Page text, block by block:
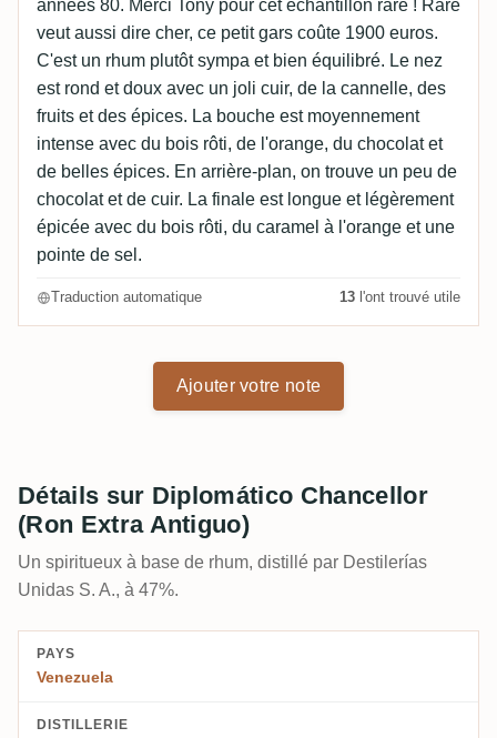
années 80. Merci Tony pour cet échantillon rare ! Rare
veut aussi dire cher, ce petit gars coûte 1900 euros.
C'est un rhum plutôt sympa et bien équilibré. Le nez
est rond et doux avec un joli cuir, de la cannelle, des
fruits et des épices. La bouche est moyennement
intense avec du bois rôti, de l'orange, du chocolat et
de belles épices. En arrière-plan, on trouve un peu de
chocolat et de cuir. La finale est longue et légèrement
épicée avec du bois rôti, du caramel à l'orange et une
pointe de sel.
Traduction automatique 13 l'ont trouvé utile
Ajouter votre note
Détails sur Diplomático Chancellor
(Ron Extra Antiguo)
Un spiritueux à base de rhum, distillé par Destilerías
Unidas S. A., à 47%.
PAYS
Venezuela
DISTILLERIE